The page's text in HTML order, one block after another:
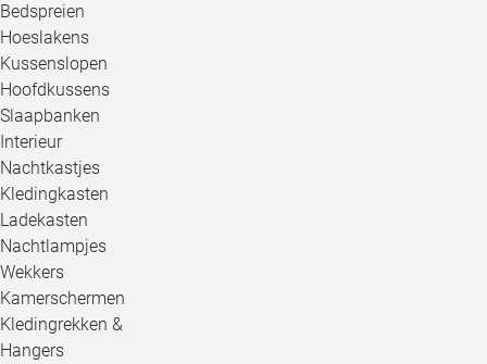
Bedspreien
Hoeslakens
Kussenslopen
Hoofdkussens
Slaapbanken
Interieur
Nachtkastjes
Kledingkasten
Ladekasten
Nachtlampjes
Wekkers
Kamerschermen
Kledingrekken &
Hangers